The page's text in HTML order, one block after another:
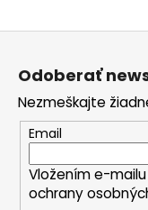
Z
Odoberať
Nezmeškajte
Email
Vložením e-
ochrany